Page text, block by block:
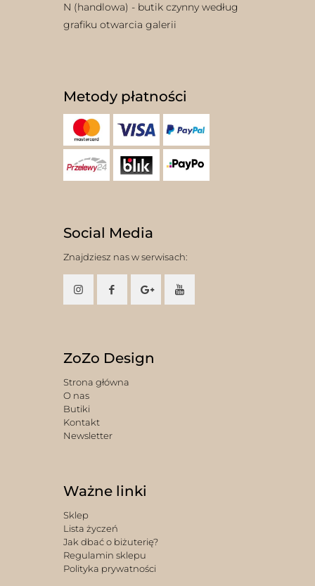
N (handlowa) - butik czynny według
grafiku otwarcia galerii
Metody płatności
Social Media
Znajdziesz nas w serwisach:
ZoZo Design
Strona główna
O nas
Butiki
Kontakt
Newsletter
Ważne linki
Sklep
Lista życzeń
Jak dbać o biżuterię?
Regulamin sklepu
Polityka prywatności